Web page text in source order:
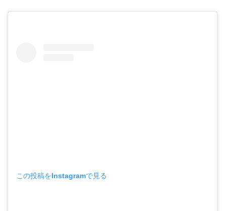
この投稿をInstagramで見る